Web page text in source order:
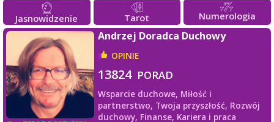
Jasnowidzenie Tarot Numerologia
Andrzej Doradca Duchowy
OPINIE
13824 PORAD
Wsparcie duchowe, Miłość i
partnerstwo, Twoja przyszłość, Rozwój
duchowy, Finanse, Kariera i praca